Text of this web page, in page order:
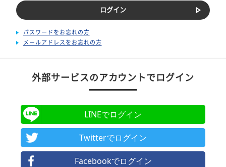
パスワードをお忘れの方
メールアドレスをお忘れの方
外部サービスのアカウントでログイン
LINEでログイン
Twitterでログイン
Facebookでログイン